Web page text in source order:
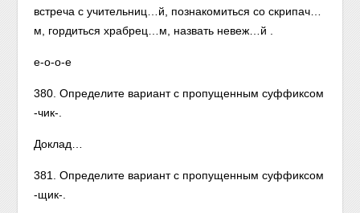
встреча с учительниц…й, познакомиться со скрипач…
м, гордиться храбрец…м, назвать невеж…й .
е-о-о-е
380. Определите вариант с пропущенным суффиксом
-чик-.
Доклад…
381. Определите вариант с пропущенным суффиксом
-щик-.